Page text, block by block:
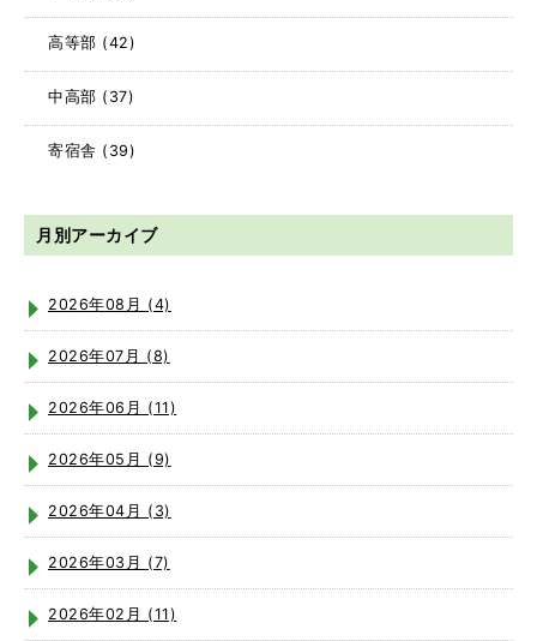
高等部 (42)
中高部 (37)
寄宿舎 (39)
月別アーカイブ
2026年08月 (4)
2026年07月 (8)
2026年06月 (11)
2026年05月 (9)
2026年04月 (3)
2026年03月 (7)
2026年02月 (11)